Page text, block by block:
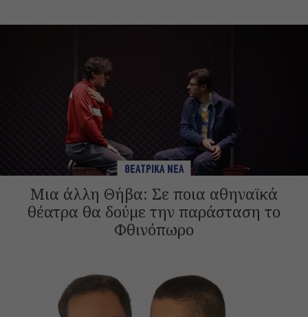
ΘΕΑΤΡΙΚΑ ΝΕΑ
Μια άλλη Θήβα: Σε ποια αθηναϊκά
θέατρα θα δούμε την παράσταση το
Φθινόπωρο